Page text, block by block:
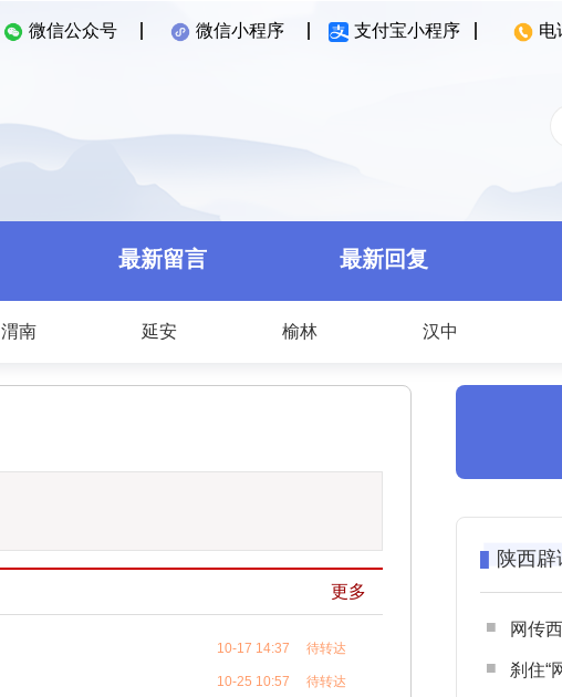
微信公众号 微信小程序 支付宝小程序 电
最新留言 最新回复
渭南 延安 榆林 汉中
更多
10-17 14:37 待转达
10-25 10:57 待转达
陕西辟
网传西
刹住“